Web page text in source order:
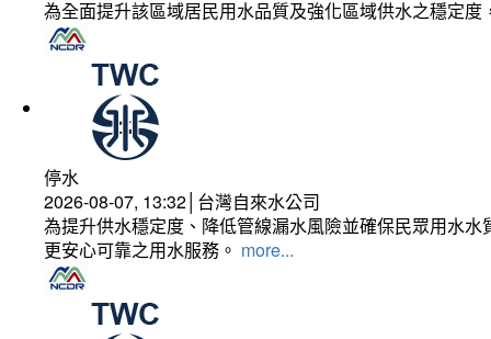
為全面提升該區域居民用水品質及強化區域供水之穩定
停水
2026-08-07, 13:32│台灣自來水公司
為提升供水穩定度、降低管線漏水風險並確保民眾用水
更安心可靠之用水服務。 more...